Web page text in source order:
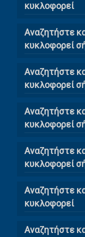
κυκλοφορεί
Αναζητήστε
κυκλοφορεί
Αναζητήστε
κυκλοφορεί
Αναζητήστε
κυκλοφορεί
Αναζητήστε
κυκλοφορεί
Αναζητήστε
κυκλοφορεί
Αναζητήστε